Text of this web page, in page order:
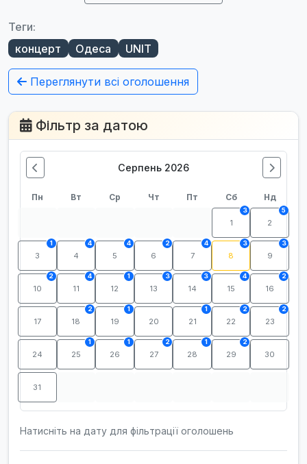
Теги:
концерт
Одеса UNIT
Переглянути всі оголошення
Фільтр за датою
Серпень 2026
Пн Вт Ср Чт Пт Сб Нд
1
3
2
5
3
1
4
4
5
4
6
2
7
4
8
3
9
3
10
2
11
4
12
1
13
3
14
3
15
4
16
2
17 18
2
19
1
20 21
1
22
2
23
2
24 25
1
26
1
27
2
28
1
29
2
30
31
Натисніть на дату для фільтрації оголошень